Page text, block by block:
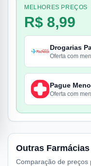
MELHORES PREÇOS
R$ 8,99
Drogarias
Oferta com
Pague
Oferta com
Outras Farmácias
Comparação de preços